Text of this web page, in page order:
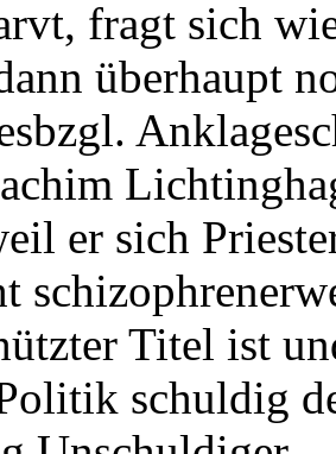
fragt sich
überhaupt
er sich
Titel ist
schuldig